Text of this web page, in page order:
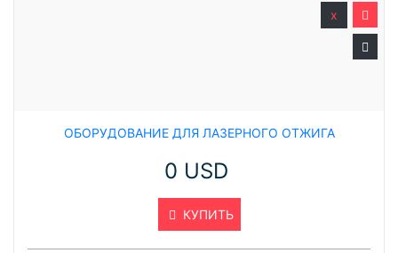
ОБОРУДОВАНИЕ ДЛЯ ЛАЗЕРНОГО ОТЖИГА
0 USD
КУПИТЬ
x